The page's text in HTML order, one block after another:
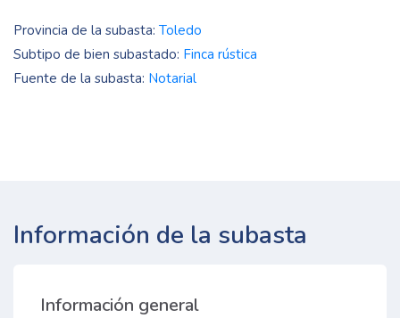
Provincia de la subasta: Toledo
Subtipo de bien subastado: Finca rústica
Fuente de la subasta: Notarial
Información de la subasta
Información general